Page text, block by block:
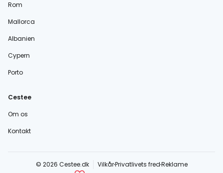
Rom
Mallorca
Albanien
Cypern
Porto
Cestee
Om os
Kontakt
© 2026 Cestee.dk VilkårPrivatlivets fredReklame